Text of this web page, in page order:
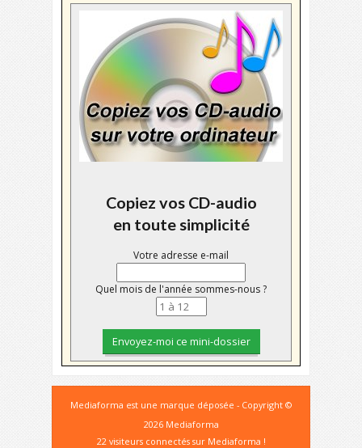
Copiez vos CD-audio
en toute simplicité
Votre adresse e-mail
Quel mois de l'année sommes-nous ?
Mediaforma est une marque déposée - Copyright ©
2026 Mediaforma
22 visiteurs connectés sur Mediaforma !